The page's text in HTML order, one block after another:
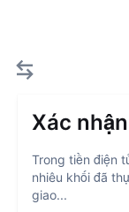
Xác nhận
Trong tiền điện
nhiêu khối đã
giao...